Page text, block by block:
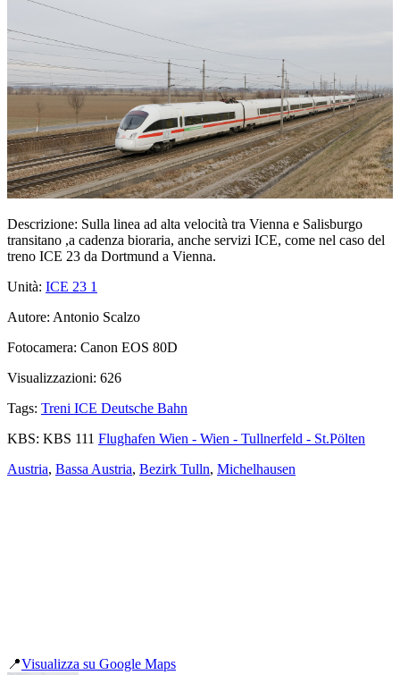
Descrizione: Sulla linea ad alta velocità tra Vienna e Salisburgo
transitano ,a cadenza bioraria, anche servizi ICE, come nel caso del
treno ICE 23 da Dortmund a Vienna.
Unità: ICE 23 1
Autore: Antonio Scalzo
Fotocamera: Canon EOS 80D
Visualizzazioni: 626
Tags: Treni ICE Deutsche Bahn
KBS: KBS 111 Flughafen Wien - Wien - Tullnerfeld - St.Pölten
Austria, Bassa Austria, Bezirk Tulln, Michelhausen
📍Visualizza su Google Maps